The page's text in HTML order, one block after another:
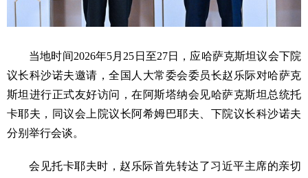
当地时间2026年5月25日至27日，应哈萨克斯坦议会下院
议长科沙诺夫邀请，全国人大常委会委员长赵乐际对哈萨克
斯坦进行正式友好访问，在阿斯塔纳会见哈萨克斯坦总统托
卡耶夫，同议会上院议长阿希姆巴耶夫、下院议长科沙诺夫
分别举行会谈。
会见托卡耶夫时，赵乐际首先转达了习近平主席的亲切